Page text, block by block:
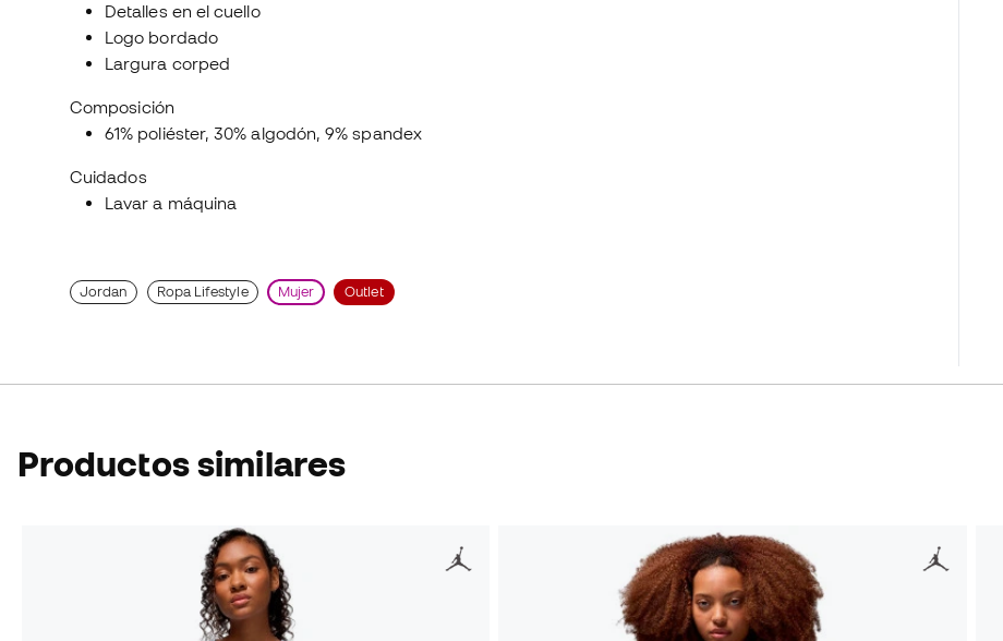
Detalles en el cuello
Logo bordado
Largura corped
Composición
61% poliéster, 30% algodón, 9% spandex
Cuidados
Lavar a máquina
Jordan Ropa Lifestyle Mujer Outlet
Productos similares